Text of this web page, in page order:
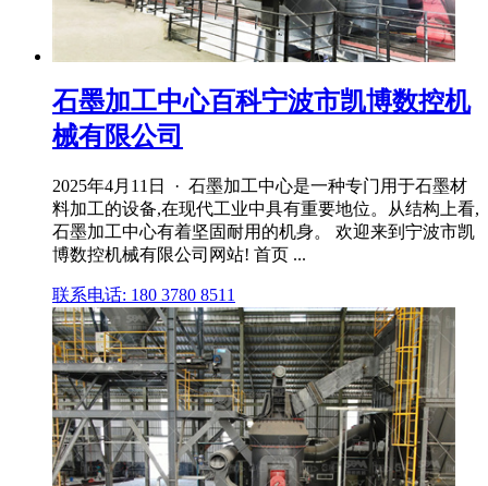
石墨加工中心百科宁波市凯博数控机
械有限公司
2025年4月11日 · 石墨加工中心是一种专门用于石墨材
料加工的设备,在现代工业中具有重要地位。从结构上看,
石墨加工中心有着坚固耐用的机身。 欢迎来到宁波市凯
博数控机械有限公司网站! 首页 ...
联系电话: 180 3780 8511